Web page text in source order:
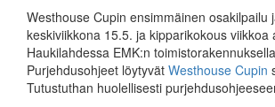
Westhouse Cupin ensimmäinen osakilpailu
keskiviikkona 15.5. ja kipparikokous viikkoa
Haukilahdessa EMK:n
Purjehdusohjeet löytyvät Westhouse Cupin
Tutustuthan huolellisesti